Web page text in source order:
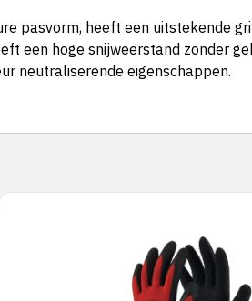
pasvorm, heeft een uitstekende
een hoge snijweerstand zonder
neutraliserende eigenschappen.